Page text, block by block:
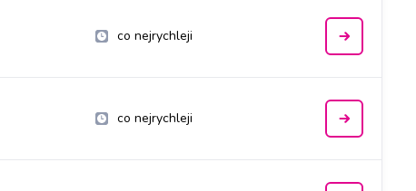
co nejrychleji
co nejrychleji